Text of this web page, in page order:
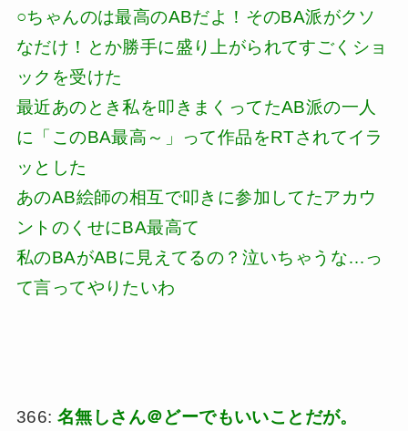
○ちゃんのは最高のABだよ！そのBA派がクソ
なだけ！とか勝手に盛り上がられてすごくショ
ックを受けた
最近あのとき私を叩きまくってたAB派の一人
に「このBA最高～」って作品をRTされてイラ
ッとした
あのAB絵師の相互で叩きに参加してたアカウ
ントのくせにBA最高て
私のBAがABに見えてるの？泣いちゃうな…っ
て言ってやりたいわ
366: 名無しさん＠どーでもいいことだが。